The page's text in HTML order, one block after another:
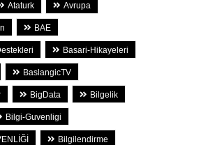
Ataturk Avrupa
BAE
Basari-Hikayeleri
BaslangicTV
BigData Bilgelik
Bilgi-Guvenligi
Bilgilendirme